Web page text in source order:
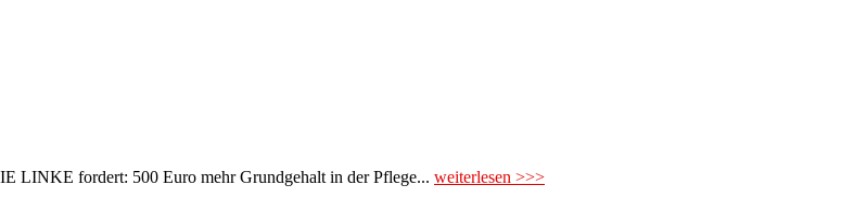
LINKE fordert: 500 Euro mehr Grundgehalt in der Pflege... weiterlesen >>>